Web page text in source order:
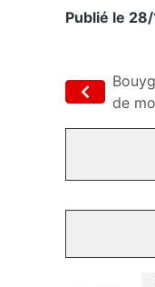
Publié le
de